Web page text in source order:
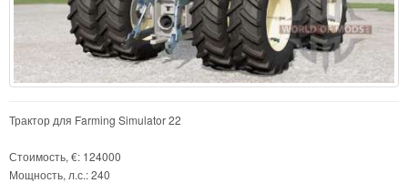
Трактор для Farming Simulator 22
Стоимость, €: 124000
Мощность, л.с.: 240